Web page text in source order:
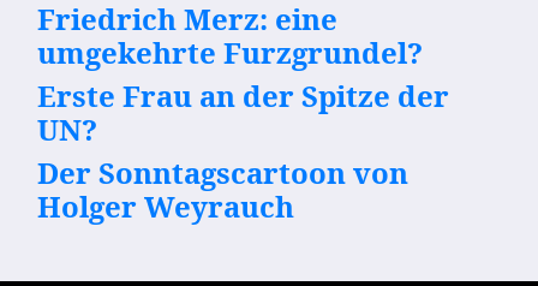
Friedrich Merz: eine
umgekehrte Furzgrundel?
Erste Frau an der Spitze der
UN?
Der Sonntagscartoon von
Holger Weyrauch